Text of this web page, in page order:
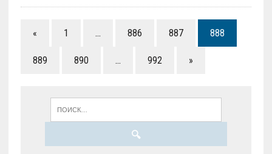
« 1 … 886 887 888
889 890 … 992 »